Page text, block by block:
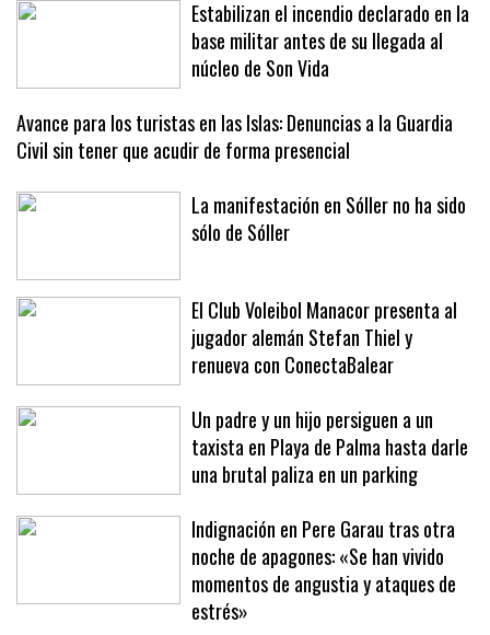
Estabilizan el incendio declarado en la
base militar antes de su llegada al
núcleo de Son Vida
Avance para los turistas en las Islas: Denuncias a la Guardia
Civil sin tener que acudir de forma presencial
La manifestación en Sóller no ha sido
El Club Voleibol Manacor presenta al
jugador alemán Stefan Thiel y
renueva con ConectaBalear
Un padre y un hijo persiguen a un
taxista en Playa de Palma hasta darle
una brutal paliza en un parking
Indignación en Pere Garau tras otra
noche de apagones: «Se han vivido
momentos de angustia y ataques de